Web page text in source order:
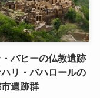
バヒーの仏教遺跡
リ・バハロールの
遺跡群